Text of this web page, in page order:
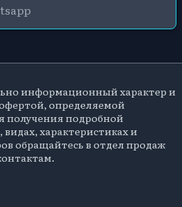
информационный характер и
определяемой
получения подробной
характеристиках и
обращайтесь в отдел продаж